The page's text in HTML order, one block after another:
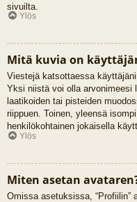
sivuilta.
Ylös
Mitä kuvia on
Viestejä katsottaessa
Yksi niistä voi olla
laatikoiden tai pisteiden
riippuen. Toinen, yleensä
henkilökohtainen jokaisella
Ylös
Miten asetan
Omissa asetuksissa,